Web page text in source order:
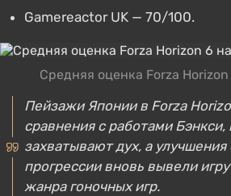
Gamereactor UK — 70/100.
Средняя оценка Forza
Пейзажи Японии в Forza
сравнения с работами
захватывают дух, а
прогрессии вновь вывели
жанра гоночных игр.